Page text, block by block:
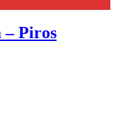
– Piros